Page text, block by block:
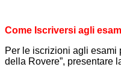
Come Iscriversi agli
Per le iscrizioni agli esami
della Rovere”, presentare